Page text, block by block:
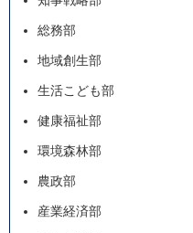
総務部
地域創生部
生活こども部
健康福祉部
環境森林部
農政部
産業経済部